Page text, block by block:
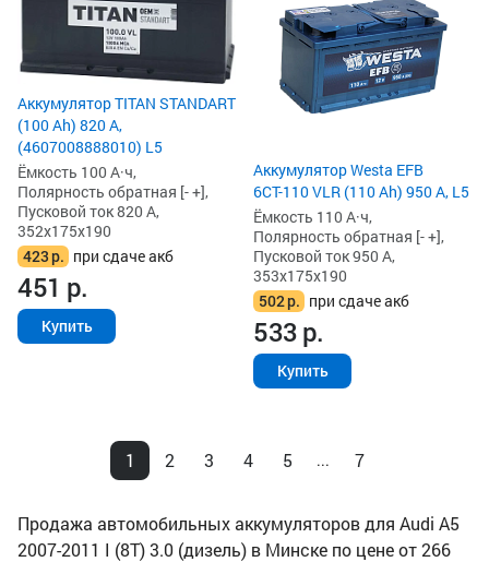
Аккумулятор TITAN STANDART
(100 Ah) 820 А,
(4607008888010) L5
Ёмкость 100 А·ч,
Полярность обратная [- +],
Пусковой ток 820 А,
352x175x190
423р. при сдаче акб
451 р.
Купить
Аккумулятор Westa EFB
6СТ-110 VLR (110 Ah) 950 А, L5
Ёмкость 110 А·ч,
Полярность обратная [- +],
Пусковой ток 950 А,
353x175x190
502р. при сдаче акб
533р.
Купить
1 2 3 4 5 ... 7
Продажа автомобильных аккумуляторов для Audi A5
2007-2011 I (8T) 3.0 (дизель) в Минске по цене от 266